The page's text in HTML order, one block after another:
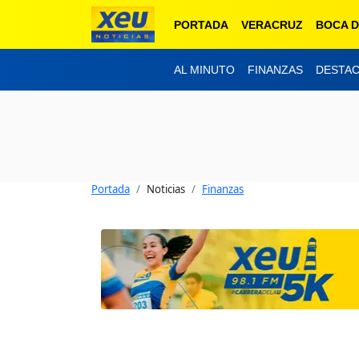
PORTADA VERACRUZ BOCA
AL MINUTO FINANZAS
Portada Noticias Finanzas